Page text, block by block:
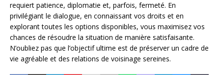
requiert patience, diplomatie et, parfois, fermeté. En
privilégiant le dialogue, en connaissant vos droits et en
explorant toutes les options disponibles, vous maximisez vos
chances de résoudre la situation de manière satisfaisante.
N’oubliez pas que l’objectif ultime est de préserver un cadre de
vie agréable et des relations de voisinage sereines.